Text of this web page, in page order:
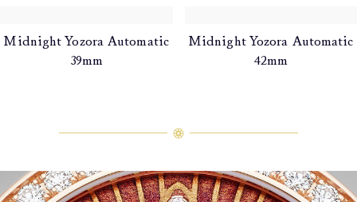
Midnight Yozora Automatic Midnight Yozora Automatic